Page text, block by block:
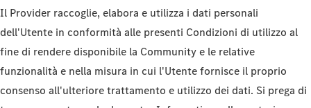
Il Provider raccoglie, elabora e utilizza i dati personali
dell'Utente in conformità alle presenti Condizioni di utilizzo al
fine di rendere disponibile la Community e le relative
funzionalità e nella misura in cui l'Utente fornisce il proprio
consenso all'ulteriore trattamento e utilizzo dei dati. Si prega di